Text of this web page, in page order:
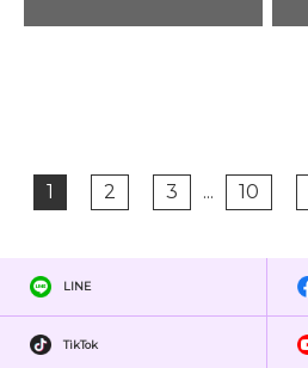
1 2 3 ... 10
LINE
TikTok